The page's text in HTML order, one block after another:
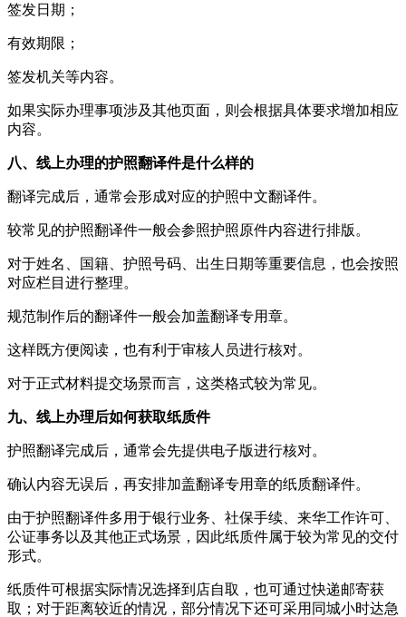
签发日期；
有效期限；
签发机关等内容。
如果实际办理事项涉及其他页面，则会根据具体要求增加相应
内容。
八、线上办理的护照翻译件是什么样的
翻译完成后，通常会形成对应的护照中文翻译件。
较常见的护照翻译件一般会参照护照原件内容进行排版。
对于姓名、国籍、护照号码、出生日期等重要信息，也会按照
对应栏目进行整理。
规范制作后的翻译件一般会加盖翻译专用章。
这样既方便阅读，也有利于审核人员进行核对。
对于正式材料提交场景而言，这类格式较为常见。
九、线上办理后如何获取纸质件
护照翻译完成后，通常会先提供电子版进行核对。
确认内容无误后，再安排加盖翻译专用章的纸质翻译件。
由于护照翻译件多用于银行业务、社保手续、来华工作许可、
公证事务以及其他正式场景，因此纸质件属于较为常见的交付
形式。
纸质件可根据实际情况选择到店自取，也可通过快递邮寄获
取；对于距离较近的情况，部分情况下还可采用同城小时达急